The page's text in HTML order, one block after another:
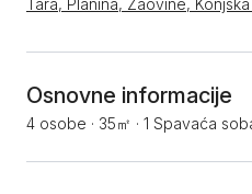
Tara, Planina, Zaovine, Konjska
Osnovne informacije
4 osobe · 35㎡ · 1 Spavaća